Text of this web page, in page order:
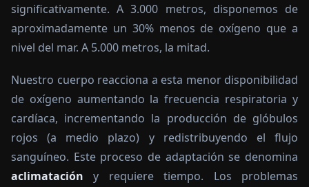
significativamente. A 3.000 metros, disponemos de
aproximadamente un 30% menos de oxígeno que a
nivel del mar. A 5.000 metros, la mitad.
Nuestro cuerpo reacciona a esta menor disponibilidad
de oxígeno aumentando la frecuencia respiratoria y
cardíaca, incrementando la producción de glóbulos
rojos (a medio plazo) y redistribuyendo el flujo
sanguíneo. Este proceso de adaptación se denomina
aclimatación y requiere tiempo. Los problemas